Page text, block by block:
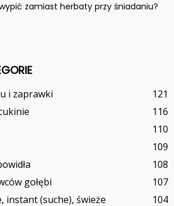
zamiast herbaty przy śniadaniu?
i zaprawki
121
116
110
109
108
gołębi
107
instant (suche), świeże
104